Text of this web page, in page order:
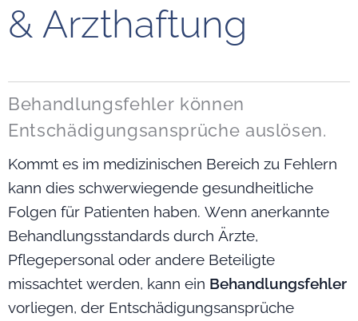
& Arzthaftung
Behandlungsfehler können
Entschädigungsansprüche auslösen.
Kommt es im medizinischen Bereich zu Fehlern
kann dies schwerwiegende gesundheitliche
Folgen für Patienten haben. Wenn anerkannte
Behandlungsstandards durch Ärzte,
Pflegepersonal oder andere Beteiligte
missachtet werden, kann ein Behandlungsfehler
vorliegen, der Entschädigungsansprüche